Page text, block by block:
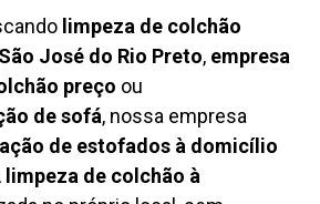
limpeza de colchão
José do Rio Preto, empresa
preço ou
de sofá, nossa empresa
de estofados à domicílio
limpeza de colchão à